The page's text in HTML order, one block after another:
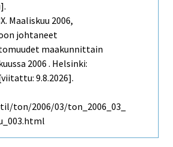
Maaliskuu 2006,
johtaneet
maakunnittain
2006 . Helsinki:
9.8.2026].
ton/2006/03/ton_2006_03_